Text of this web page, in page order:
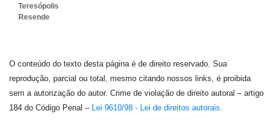
Teresópolis
Resende
O conteúdo do texto desta página é de direito reservado. Sua
reprodução, parcial ou total, mesmo citando nossos links, é proibida
sem a autorização do autor. Crime de violação de direito autoral – artigo
184 do Código Penal – Lei 9610/98 - Lei de direitos autorais.